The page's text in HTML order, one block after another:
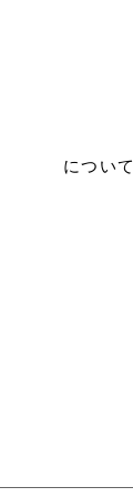
について